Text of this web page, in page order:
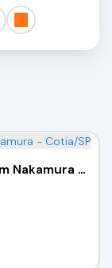
Casa a Venda 4 dormitórios - Jardim Nakamura - Cotia/SP